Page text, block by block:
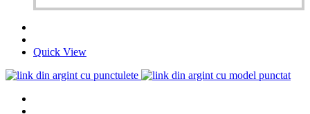
Quick View